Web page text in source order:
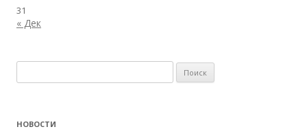
31
« Дек
НОВОСТИ